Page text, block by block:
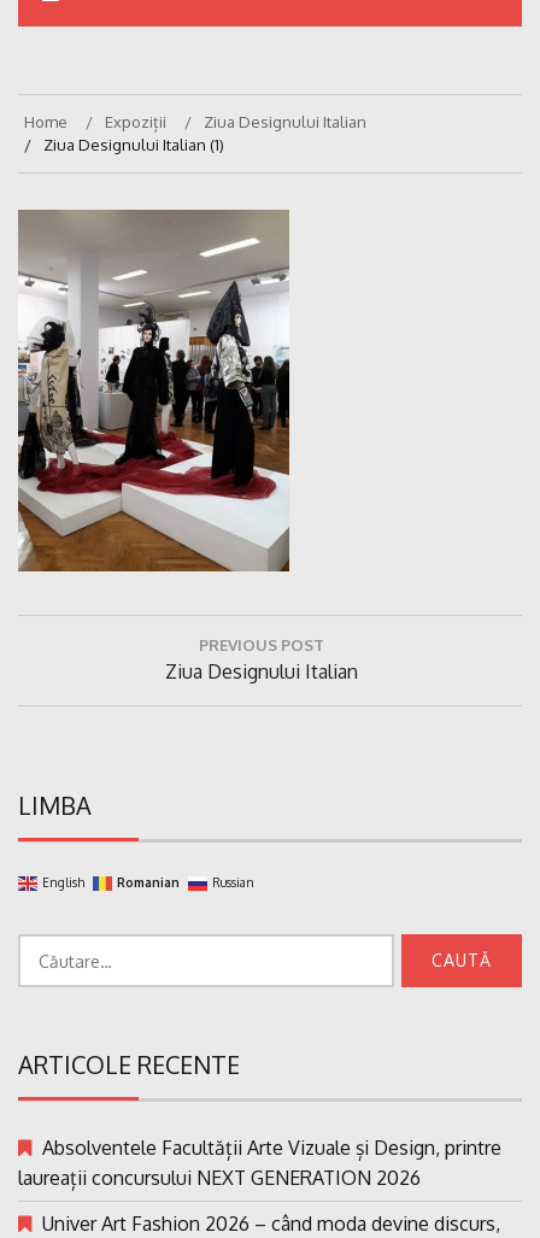
Home Expoziții
Ziua Designului Italian
Ziua Designului Italian (1)
PREVIOUS POST
Previous
Post:
Ziua Designului Italian
LIMBA
English Romanian Russian
ARTICOLE RECENTE
Absolventele Facultății Arte Vizuale și Design, printre
laureații concursului NEXT GENERATION 2026
Univer Art Fashion 2026 – când moda devine discurs,